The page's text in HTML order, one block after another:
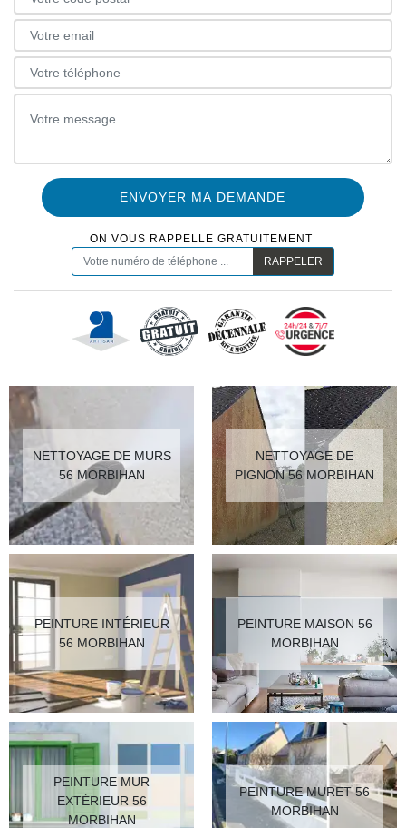
ON VOUS RAPPELLE GRATUITEMENT
NETTOYAGE DE MURS
56 MORBIHAN
NETTOYAGE DE
PIGNON 56 MORBIHAN
PEINTURE INTÉRIEUR
56 MORBIHAN
PEINTURE MAISON 56
MORBIHAN
PEINTURE MUR
EXTÉRIEUR 56
MORBIHAN
PEINTURE MURET 56
MORBIHAN